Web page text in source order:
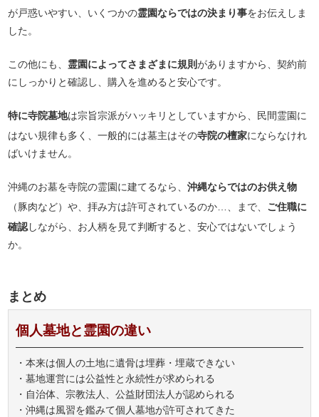
が戸惑いやすい、いくつかの霊園ならではの決まり事をお伝えしま
した。
この他にも、 霊園によってさまざまに規則がありますから、契約前
にしっかりと確認し、購入を進めると安心です。
特に寺院墓地は宗旨宗派がハッキリとしていますから、民間霊園に
はない規律も多く、一般的には墓主はその寺院の檀家にならなけれ
ばいけません。
沖縄のお墓を寺院の霊園に建てるなら、沖縄ならではのお供え物
（豚肉など）や、拝み方は許可されているのか…、まで、 ご住職に
確認しながら、お人柄を見て判断すると、安心ではないでしょう
か。
まとめ
個人墓地と霊園の違い
・本来は個人の土地に遺骨は埋葬・埋蔵できない
・墓地運営には公益性と永続性が求められる
・自治体、宗教法人、公益財団法人が認められる
・沖縄は風習を鑑みて個人墓地が許可されてきた